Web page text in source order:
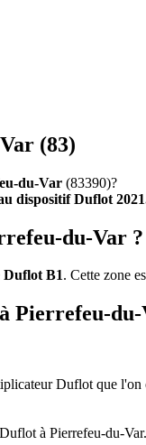
(83)
du-Var (83390)?
dispositif Duflot
du-Var ?
Duflot B1. Cette zone
Pierrefeu-
Duflot que
à Pierrefeu-du-Var.